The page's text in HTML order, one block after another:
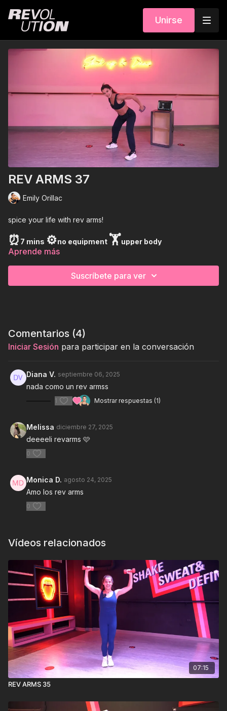
Unirse
REV ARMS 37
Emily Orillac
spice your life with rev arms!
⏰ 7 mins ⚙️no equipment 🏋upper body
Aprende más
Suscríbete para ver
Comentarios (4)
Iniciar Sesión para participar en la conversación
Diana V. septiembre 06, 2025
nada como un rev armss
1 Mostrar respuestas (1)
Melissa diciembre 27, 2025
deeeeli revarms 🩷
0
Monica D. agosto 24, 2025
Amo los rev arms
0
Vídeos relacionados
07:15
REV ARMS 35